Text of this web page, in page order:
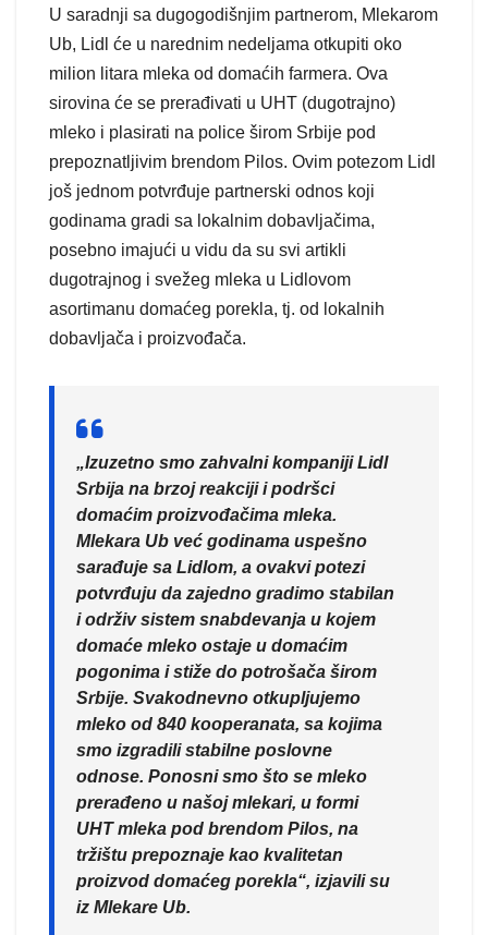
U saradnji sa dugogodišnjim partnerom, Mlekarom
Ub, Lidl će u narednim nedeljama otkupiti oko
milion litara mleka od domaćih farmera. Ova
sirovina će se prerađivati u UHT (dugotrajno)
mleko i plasirati na police širom Srbije pod
prepoznatljivim brendom Pilos. Ovim potezom Lidl
još jednom potvrđuje partnerski odnos koji
godinama gradi sa lokalnim dobavljačima,
posebno imajući u vidu da su svi artikli
dugotrajnog i svežeg mleka u Lidlovom
asortimanu domaćeg porekla, tj. od lokalnih
dobavljača i proizvođača.
„Izuzetno smo zahvalni kompaniji Lidl
Srbija na brzoj reakciji i podršci
domaćim proizvođačima mleka.
Mlekara Ub već godinama uspešno
sarađuje sa Lidlom, a ovakvi potezi
potvrđuju da zajedno gradimo stabilan
i održiv sistem snabdevanja u kojem
domaće mleko ostaje u domaćim
pogonima i stiže do potrošača širom
Srbije. Svakodnevno otkupljujemo
mleko od 840 kooperanata, sa kojima
smo izgradili stabilne poslovne
odnose. Ponosni smo što se mleko
prerađeno u našoj mlekari, u formi
UHT mleka pod brendom Pilos, na
tržištu prepoznaje kao kvalitetan
proizvod domaćeg porekla“, izjavili su
iz Mlekare Ub.